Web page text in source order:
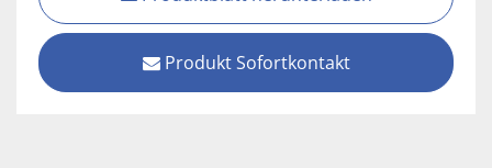
Produkt Sofortkontakt